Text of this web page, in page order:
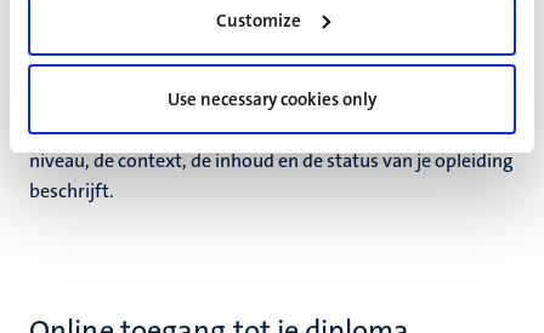
Customize
Use necessary cookies only
Diplomasupplement
Als je afstudeert, ontvang je eendiplomasupplement (DS)
een internationaal erkend document dat de aard, het
niveau, de context, de inhoud en de status van je opleiding
beschrijft.